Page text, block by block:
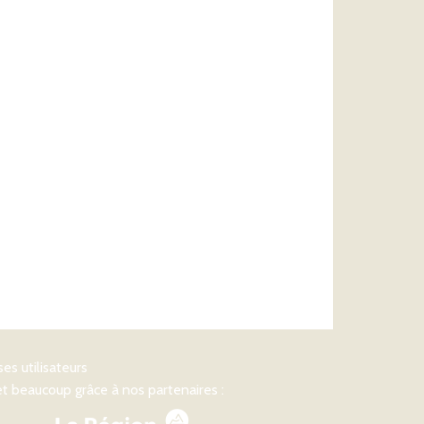
utilisateurs
beaucoup grâce à nos partenaires :